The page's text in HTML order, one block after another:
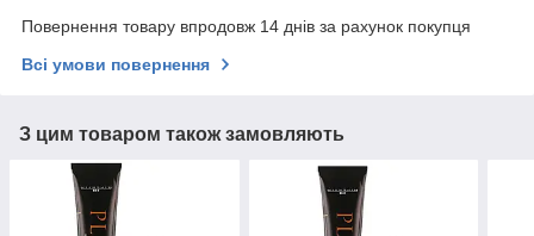
Повернення товару впродовж 14 днів за рахунок покупця
Всі умови повернення
З цим товаром також замовляють